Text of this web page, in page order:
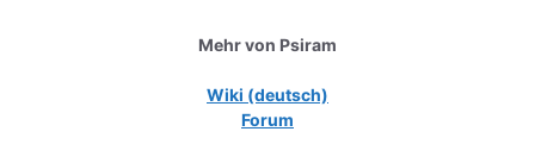
Mehr von Psiram
Wiki (deutsch)
Forum